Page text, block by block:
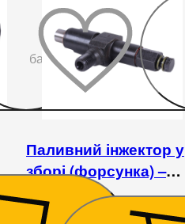
До
бажаного
Паливний інжектор у
зборі (форсунка) –